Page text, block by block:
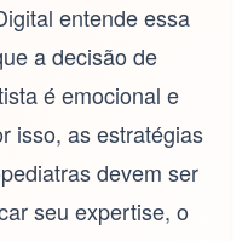
entende essa
a decisão de
é emocional e
isso, as estratégias
devem ser
seu expertise, o